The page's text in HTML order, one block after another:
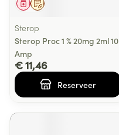
Op voorschrift
Geneesmiddel
Sterop
Sterop Proc 1 % 20mg 2ml 10
Amp
€ 11,46
Reserveer